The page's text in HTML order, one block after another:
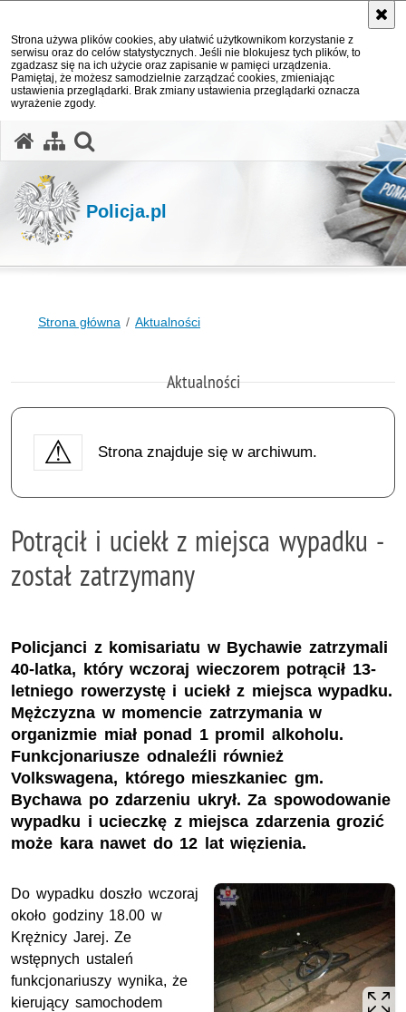
Strona używa plików cookies, aby ułatwić użytkownikom korzystanie z
serwisu oraz do celów statystycznych. Jeśli nie blokujesz tych plików, to
zgadzasz się na ich użycie oraz zapisanie w pamięci urządzenia.
Pamiętaj, że możesz samodzielnie zarządzać cookies, zmieniając
ustawienia przeglądarki. Brak zmiany ustawienia przeglądarki oznacza
wyrażenie zgody.
Policja.pl
Strona główna Aktualności
Aktualności
Strona znajduje się w archiwum.
Potrącił i uciekł z miejsca wypadku -
został zatrzymany
Policjanci z komisariatu w Bychawie zatrzymali
40-latka, który wczoraj wieczorem potrącił 13-
letniego rowerzystę i uciekł z miejsca wypadku.
Mężczyzna w momencie zatrzymania w
organizmie miał ponad 1 promil alkoholu.
Funkcjonariusze odnaleźli również
Volkswagena, którego mieszkaniec gm.
Bychawa po zdarzeniu ukrył. Za spowodowanie
wypadku i ucieczkę z miejsca zdarzenia grozić
może kara nawet do 12 lat więzienia.
Do wypadku doszło wczoraj
około godziny 18.00 w
Krężnicy Jarej. Ze
wstępnych ustaleń
funkcjonariuszy wynika, że
kierujący samochodem